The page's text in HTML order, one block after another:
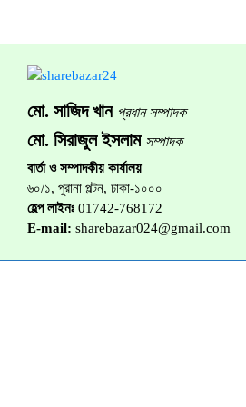
মো. সাজিদ খান প্রধান সম্পাদক
মো. সিরাজুল ইসলাম সম্পাদক
বার্তা ও সম্পাদকীয় কার্যালয়
৬০/১, পুরানা পল্টন, ঢাকা-১০০০
হেল্প লাইনঃ 01742-768172
E-mail: sharebazar024@gmail.com